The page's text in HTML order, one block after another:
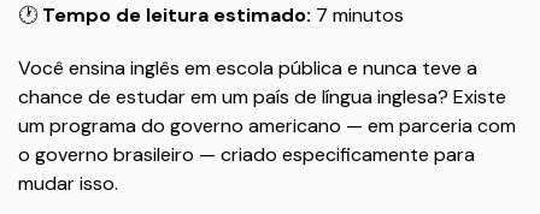
🕐 Tempo de leitura estimado: 7 minutos
Você ensina inglês em escola pública e nunca teve a
chance de estudar em um país de língua inglesa? Existe
um programa do governo americano — em parceria com
o governo brasileiro — criado especificamente para
mudar isso.